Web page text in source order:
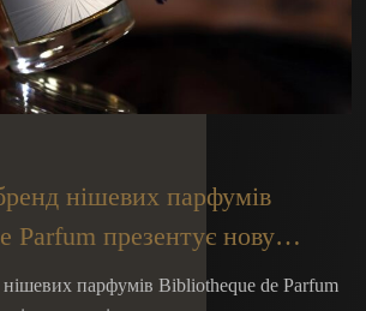
нішевих парфумів
Parfum презентує нову
парфумів Bibliotheque de Parfum